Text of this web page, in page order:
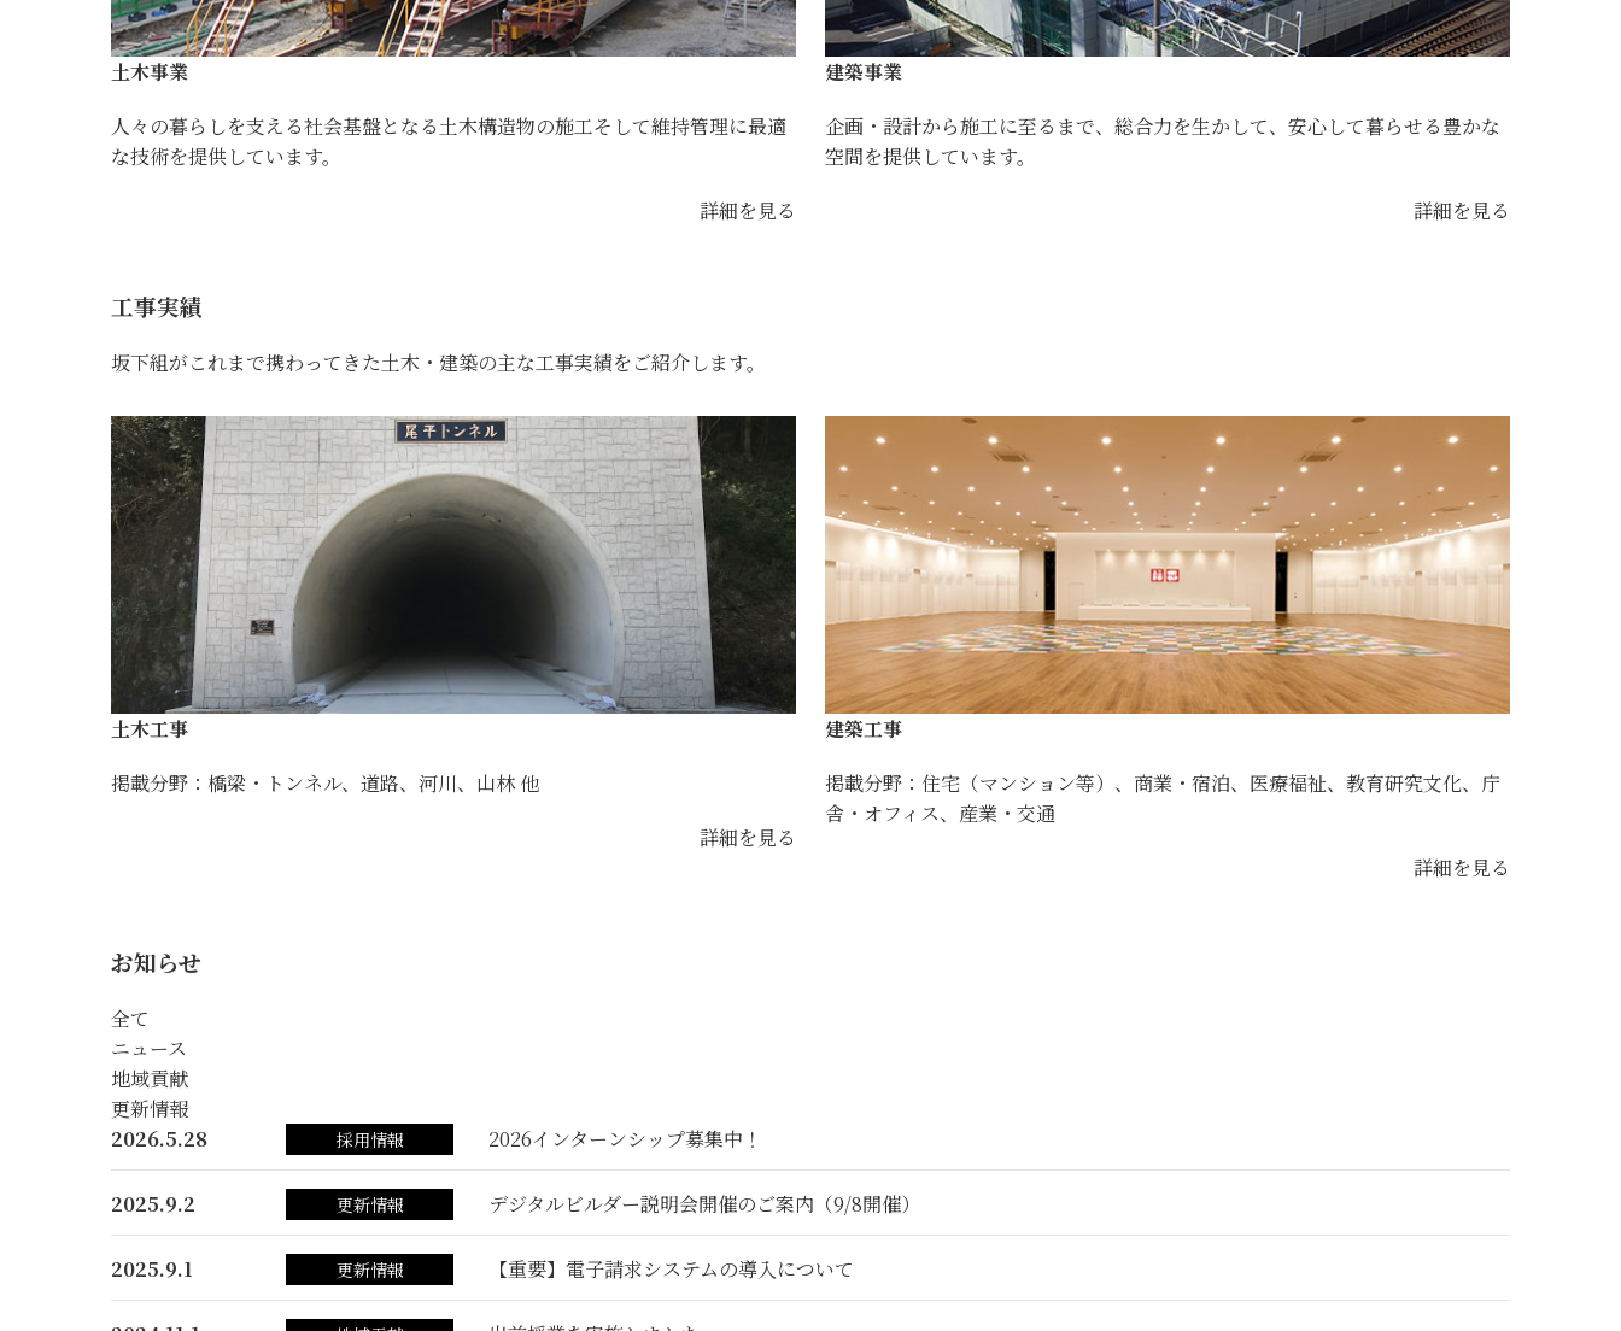
土木事業
人々の暮らしを支える社会基盤となる土木構造物の施工そして維持管理に最適
な技術を提供しています。
詳細を見る
建築事業
企画・設計から施工に至るまで、総合力を生かして、安心して暮らせる豊かな
空間を提供しています。
詳細を見る
工事実績
坂下組がこれまで携わってきた土木・建築の主な工事実績をご紹介します。
土木工事
掲載分野：橋梁・トンネル、道路、河川、山林 他
詳細を見る
建築工事
掲載分野：住宅（マンション等）、商業・宿泊、医療福祉、教育研究文化、庁
舎・オフィス、産業・交通
詳細を見る
お知らせ
全て
ニュース
地域貢献
更新情報
2026.5.28
採用情報 2026インターンシップ募集中！
2025.9.2 更新情報 デジタルビルダー説明会開催のご案内（9/8開催）
2025.9.1 更新情報 【重要】電子請求システムの導入について